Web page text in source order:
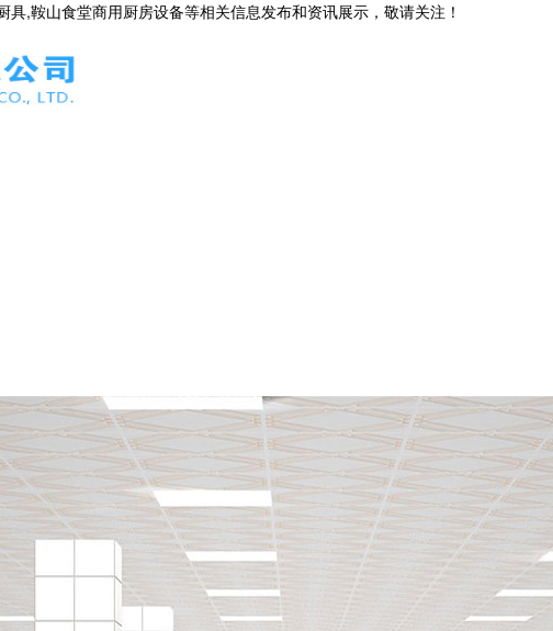
具,鞍山食堂商用厨房设备等相关信息发布和资讯展示，敬请关注！